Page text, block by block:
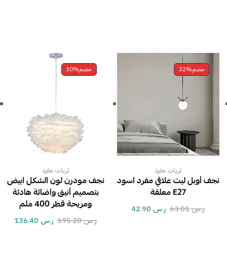
خصم32%
ثريات مفرد
نجف أوبل ليت علاقي مفرد اسود
E27 معلقة
ر.س63.01 ر.س
خصم30%
ثريات مفرد
نجف مودرن لون الشكل ابيض
بتصميم أنيق واضائة هادئة
ومريحة قطر 400 ملم
ر.س195.20 ر.س